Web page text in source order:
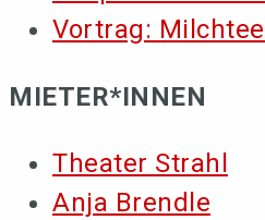
Vortrag:
MIETER*INNEN
Theater Strahl
Anja Brendle